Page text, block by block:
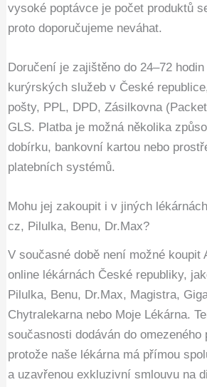
vysoké poptávce je počet produktů
proto doporučujeme neváhat.
Doručení je zajištěno do 24–72
kurýrských služeb v České
pošty, PPL, DPD, Zásilkovna
GLS. Platba je možná několika
dobírku, bankovní kartou nebo
platebních systémů.
Mohu jej zakoupit i v jiných
cz, Pilulka, Benu, Dr.Max?
V současné době není možné koupit
online lékárnách České republiky,
Pilulka, Benu, Dr.Max, Magistra,
Chytralekarna nebo Moje Lékárna.
současnosti dodáván do omezeného
protože naše lékárna má přímou
a uzavřenou exkluzivní smlouvu na